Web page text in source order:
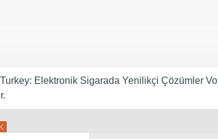
Elektronik Sigarada Yenilikçi Çözümler